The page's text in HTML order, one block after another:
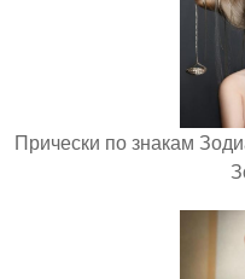
Прически по знакам